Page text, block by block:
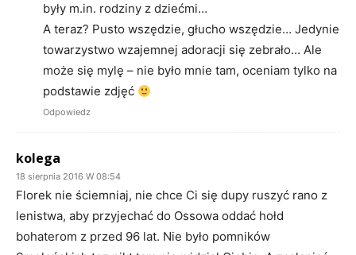
były m.in. rodziny z dziećmi…
A teraz? Pusto wszędzie, głucho wszędzie… Jedynie
towarzystwo wzajemnej adoracji się zebrało… Ale
może się mylę – nie było mnie tam, oceniam tylko na
podstawie zdjęć
Odpowiedz
kolega
18 sierpnia 2016 W 08:54
Florek nie ściemniaj, nie chce Ci się dupy ruszyć rano z
lenistwa, aby przyjechać do Ossowa oddać hołd
bohaterom z przed 96 lat. Nie było pomników